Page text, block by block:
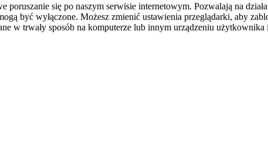
poruszanie się po naszym serwisie internetowym. Pozwalają na
być wyłączone. Możesz zmienić ustawienia przeglądarki, aby
w trwały sposób na komputerze lub innym urządzeniu